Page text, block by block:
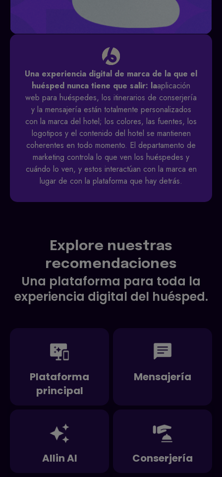
Una experiencia digital de marca de la que el
huésped nunca tiene que salir: laaplicación
web para huéspedes, los itinerarios de conserjería
y la mensajería están totalmente personalizados
con la marca del hotel; los colores, las fuentes, los
logotipos y el contenido del hotel se mantienen
coherentes en todo momento. El departamento de
marketing controla lo que ven los huéspedes y
cuándo lo ven, y estos interactúan con la marca en
lugar de con la plataforma que hay detrás.
Explore nuestras
recomendaciones
Una plataforma para toda la
experiencia digital del huésped.
Plataforma
principal
Mensajería
Allin AI Conserjería